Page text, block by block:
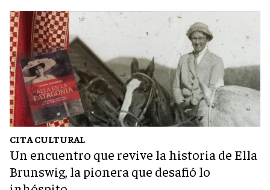
CITA CULTURAL
Un encuentro que revive la historia de Ella
Brunswig, la pionera que desafió lo